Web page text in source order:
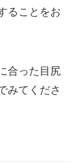
ることをお
合った目尻
みてくださ